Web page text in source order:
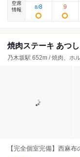
空席
情報
8/8 9
焼肉ステーキ あつし
乃木坂駅 652m / 焼肉、ホ
【完全個室完備】西麻